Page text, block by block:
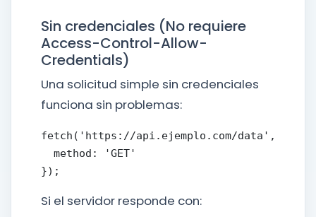
Sin credenciales (No requiere
Access-Control-Allow-
Credentials)
Una solicitud simple sin credenciales
funciona sin problemas:
fetch('https://api.ejemplo.com/data', {
  method: 'GET'
Si el servidor responde con: